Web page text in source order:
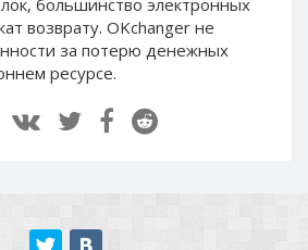
большинство электронных
возврату. OKchanger не
за потерю денежных
ресурсе.
Revolut Binance USD
(BUSD)
Revolut USD
Revolut GBP
Piastrix USD